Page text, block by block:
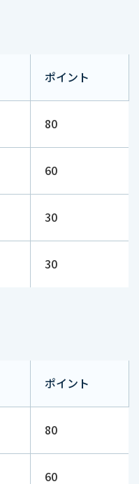
ポイント
80
60
30
30
ポイント
80
60